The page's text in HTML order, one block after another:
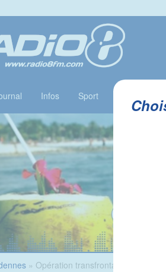
Infos Sport
» Opération transfrontalière réussie